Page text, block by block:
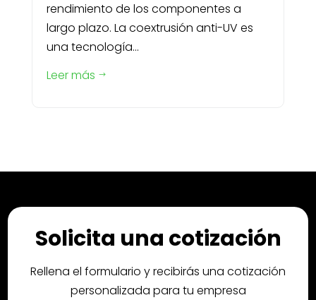
rendimiento de los componentes a
largo plazo. La coextrusión anti-UV es
una tecnología...
Leer más $
Solicita una cotización
Rellena el formulario y recibirás una cotización
personalizada para tu empresa